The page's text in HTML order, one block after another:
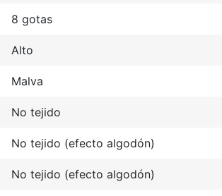
8 gotas
Alto
Malva
No tejido
No tejido (efecto algodón)
No tejido (efecto algodón)